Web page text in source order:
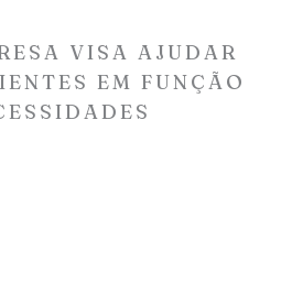
VISA AJUDAR
EM FUNÇÃO